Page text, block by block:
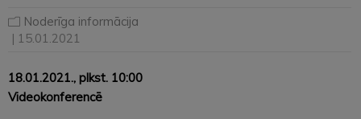
Noderīga informācija
| 15.01.2021
18.01.2021., plkst. 10:00
Videokonferencē